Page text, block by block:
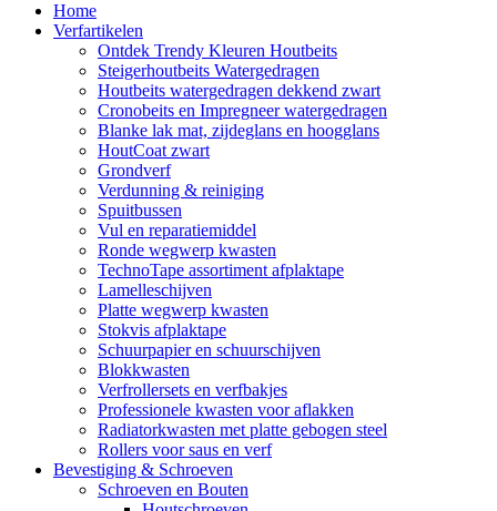
Home
Verfartikelen
Ontdek Trendy Kleuren Houtbeits
Steigerhoutbeits Watergedragen
Houtbeits watergedragen dekkend zwart
Cronobeits en Impregneer watergedragen
Blanke lak mat, zijdeglans en hoogglans
HoutCoat zwart
Grondverf
Verdunning & reiniging
Spuitbussen
Vul en reparatiemiddel
Ronde wegwerp kwasten
TechnoTape assortiment afplaktape
Lamelleschijven
Platte wegwerp kwasten
Stokvis afplaktape
Schuurpapier en schuurschijven
Blokkwasten
Verfrollersets en verfbakjes
Professionele kwasten voor aflakken
Radiatorkwasten met platte gebogen steel
Rollers voor saus en verf
Bevestiging & Schroeven
Schroeven en Bouten